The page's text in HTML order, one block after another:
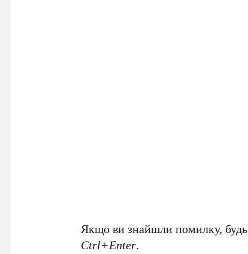
Якщо ви знайшли помилку, будь
Ctrl+Enter.